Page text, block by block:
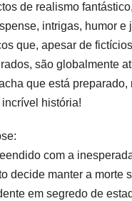
de realismo
intrigas, humor e
que, apesar de
são globalmente
que está preparado,
incrível história!
com a
decide manter a morte
em segredo de